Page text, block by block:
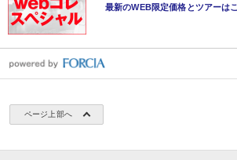
最新のWEB限定価格とツアーは
ページ上部へ